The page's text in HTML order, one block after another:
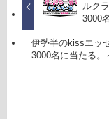
ルク
3000
伊勢半のkissエッ
3000名に当たる。